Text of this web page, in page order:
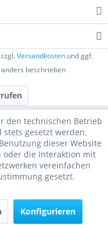
Versandkosten und ggf.
beschrieben
den technischen Betrieb
gesetzt werden.
dieser Website
oder die Interaktion mit
vereinfachen
gesetzt.
Konfigurieren